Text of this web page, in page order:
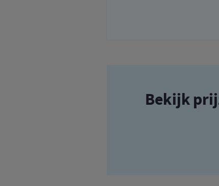
Bekijk